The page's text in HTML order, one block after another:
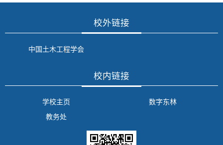
校外链接
中国土木工程学会
校内链接
学校主页
数字东林
教务处